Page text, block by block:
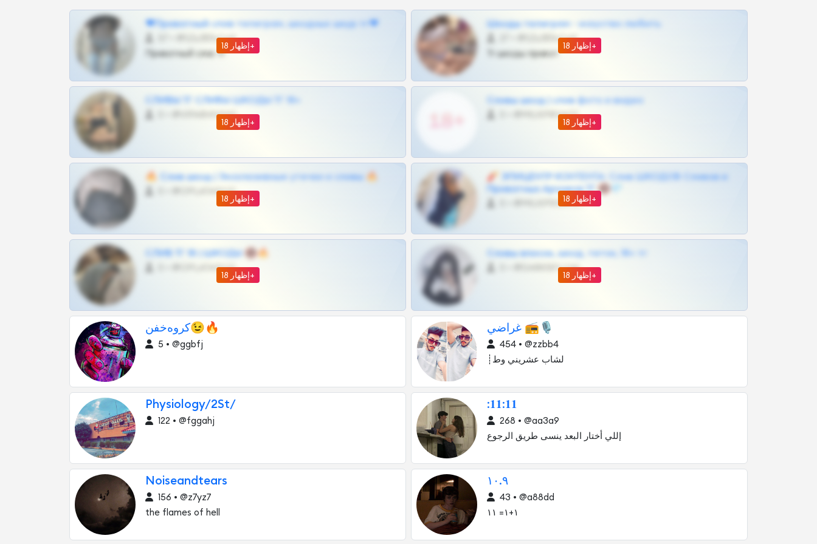
إظهار 18+
❤Приватный слив телеграм, шкодных шкур тг❤
@SZu3ll3sCatt_bot
Приватный слив тг
إظهار 18+
Шкоды телеграм - искуство любить
@SZu3ll3sCatt_bot
Тг шкоды приват
إظهار 18+
СЛИВЫ ТГ СЛИВЫ ШКОДЫ ТГ 18+
@VIPARHIVS55BOT
إظهار 18+
Сливы шкод | слив фото и видео
@MILKPRIVATES39BOT
إظهار 18+
🔥 Слив шкод | Эксклюзивные утечки и сливы 🔥
@OPLATAPODPSK1BOT
إظهار 18+
🧨 ЭПИЦЕНТР КОНТЕНТА: Слив ШКОДОВ Сливов и
Приватных Архивов ТГ 🔞💎
@MILKPRIVATES39BOT
إظهار 18+
СЛИВ ТГ 18 | ШКОДЫ 🔞🔥
@OPLATAPODPSK1BOT
إظهار 18+
Сливы вписок, шкод, теток, 18+ тг
@DARK15FLOWSBOT
کروه‌خفن‌😉🔥
5 • @ggbfj
غراضي 📻🎙️
454 • @zzbb4
┊لشاب عشريني وط
Physiology/2St/
122 • @fggahj
:𝟏𝟏:𝟏𝟏
268 • @aa3a9
إللي أختار البعد ينسى طريق الرجوع
Noiseandtears
156 • @z7yz7
the flames of hell
١٠.٩
43 • @a88dd
١+١= ١١